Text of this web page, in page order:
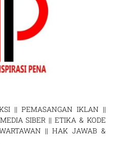
|| PEMASANGAN IKLAN ||
SIBER ||ETIKA & KODE
|| HAK JAWAB &